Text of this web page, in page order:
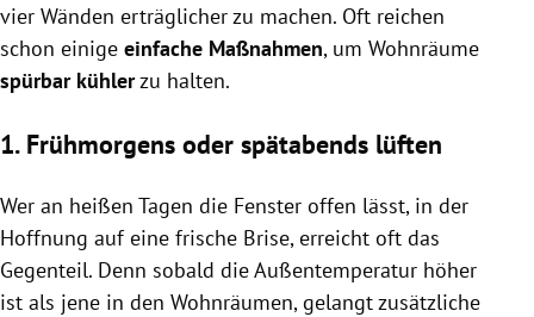
vier Wänden erträglicher zu machen. Oft reichen
schon einige einfache Maßnahmen, um Wohnräume
spürbar kühlerzu halten.
1. Frühmorgens oder spätabends lüften
Wer an heißen Tagen die Fenster offen lässt, in der
Hoffnung auf eine frische Brise, erreicht oft das
Gegenteil. Denn sobald die Außentemperatur höher
ist als jene in den Wohnräumen, gelangt zusätzliche